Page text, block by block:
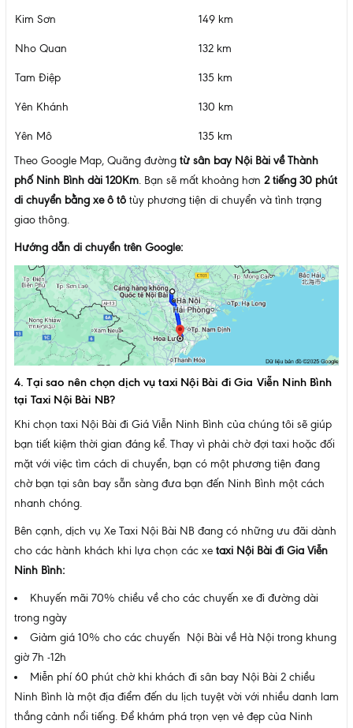
Kim Sơn 149 km
Nho Quan 132 km
Tam Điệp 135 km
Yên Khánh 130 km
Yên Mô
135 km
Theo Google Map, Quãng đường từ sân bay Nội Bài về Thành
phố Ninh Bình dài 120Km. Bạn sẽ mất khoảng hơn 2 tiếng 30 phút
di chuyển bằng xe ô tô tùy phương tiện di chuyển và tình trạng
giao thông.
Hướng dẫn di chuyển trên Google:
4. Tại sao nên chọn dịch vụ taxi Nội Bài đi Gia Viễn Ninh Bình
tại Taxi Nội Bài NB?
Khi chọn taxi Nội Bài đi Giá Viễn Ninh Bình của chúng tôi sẽ giúp
bạn tiết kiệm thời gian đáng kể. Thay vì phải chờ đợi taxi hoặc đối
mặt với việc tìm cách di chuyển, bạn có một phương tiện đang
chờ bạn tại sân bay sẵn sàng đưa bạn đến Ninh Bình một cách
nhanh chóng.
Bên cạnh, dịch vụ Xe Taxi Nội Bài NB đang có những ưu đãi dành
cho các hành khách khi lựa chọn các xe taxi Nội Bài đi Gia Viễn
Ninh Bình:
Khuyến mãi 70% chiều về cho các chuyến xe đi đường dài
trong ngày
Giảm giá 10% cho các chuyến Nội Bài về Hà Nội trong khung
giờ 7h -12h
Miễn phí 60 phút chờ khi khách đi sân bay Nội Bài 2 chiều
Ninh Bình là một địa điểm đến du lịch tuyệt vời với nhiều danh lam
thắng cảnh nổi tiếng. Để khám phá trọn vẹn vẻ đẹp của Ninh